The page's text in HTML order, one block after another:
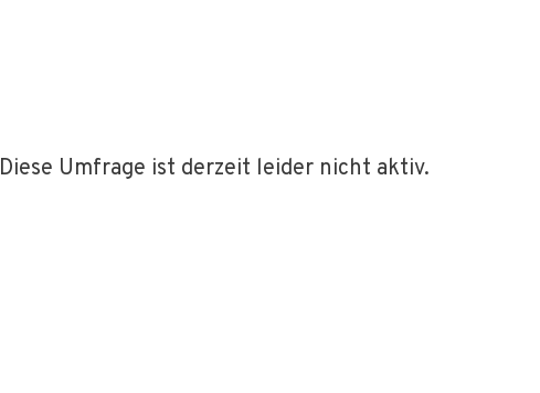
Diese Umfrage ist derzeit leider nicht aktiv.